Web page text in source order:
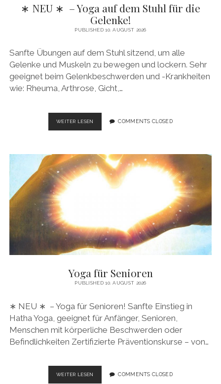
∗ NEU ∗ – Yoga auf dem Stuhl für die
Gelenke!
PUBLISHED 10. AUGUST 2026
Sanfte Übungen auf dem Stuhl sitzend, um alle
Gelenke und Muskeln zu bewegen und lockern. Sehr
geeignet beim Gelenkbeschwerden und -Krankheiten
wie: Rheuma, Arthrose, Gicht,…
WEITER LESEN
NEU ∗
AUF
DEM
STUHL
COMMENTS CLOSED
Yoga für Senioren
PUBLISHED 10. AUGUST 2026
∗ NEU ∗ – Yoga für Senioren! Sanfte Einstieg in
Hatha Yoga, geeignet für Anfänger, Senioren,
Menschen mit körperliche Beschwerden oder
Befindlichkeiten Zertifizierte Präventionskurse – von…
WEITER LESEN
FÜR
COMMENTS CLOSED